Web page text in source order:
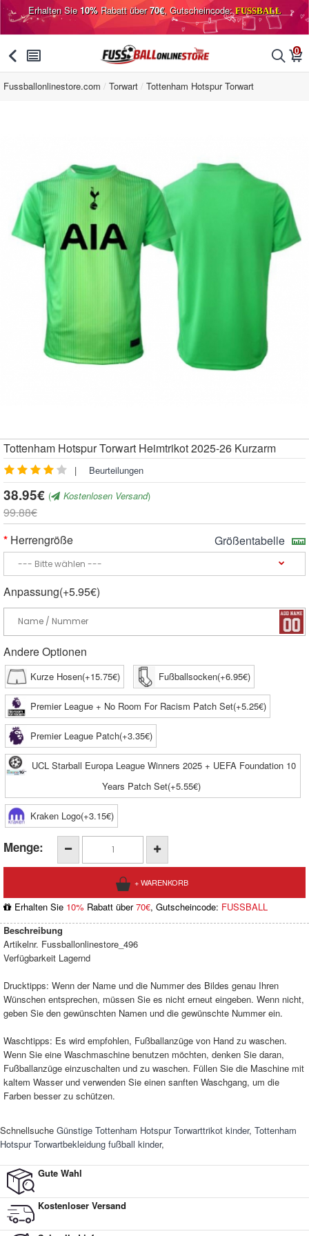
Erhalten Sie10%Rabatt über70€, Gutscheincode:FUSSBALL
󰅯 󰂩 󰂨 0
󰃦
Fussballonlinestore.com Torwart Tottenham Hotspur Torwart
Tottenham Hotspur Torwart Heimtrikot 2025-26 Kurzarm
| Beurteilungen
38.95€ ( Kostenlosen Versand)
99.88€
Herrengröße
Größentabelle
Anpassung(+5.95€)
Andere Optionen
Kurze Hosen(+15.75€) Fußballsocken(+6.95€)
Premier League + No Room For Racism Patch Set(+5.25€)
Premier League Patch(+3.35€)
UCL Starball Europa League Winners 2025 + UEFA Foundation 10
Years Patch Set(+5.55€)
Kraken Logo(+3.15€)
Menge:
Erhalten Sie 10% Rabatt über70€, Gutscheincode: FUSSBALL
Beschreibung
Artikelnr. Fussballonlinestore_496
Verfügbarkeit Lagernd
Drucktipps: Wenn der Name und die Nummer des Bildes genau Ihren
Wünschen entsprechen, müssen Sie es nicht erneut eingeben. Wenn nicht,
geben Sie den gewünschten Namen und die gewünschte Nummer ein.
Waschtipps: Es wird empfohlen, Fußballanzüge von Hand zu waschen.
Wenn Sie eine Waschmaschine benutzen möchten, denken Sie daran,
Fußballanzüge einzuschalten und zu waschen. Füllen Sie die Maschine mit
kaltem Wasser und verwenden Sie einen sanften Waschgang, um die
Farben besser zu schützen.
Schnellsuche Günstige Tottenham Hotspur Torwarttrikot kinder, Tottenham
Hotspur Torwartbekleidung fußball kinder,
Gute Wahl
Kostenloser Versand